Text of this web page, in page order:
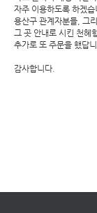
자주 이용하도록 하겠습
용산구 관계자분들, 그
그 곳 안내로 시킨 천혜
추가로 또 주문을 했답니
감사합니다.